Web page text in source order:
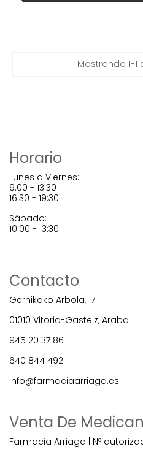
Mostrando 1-1
Horario
Lunes a Viernes:
9:00 - 13:30
16:30 - 19:30
Sábado:
10:00 - 13:30
Contacto
Gernikako Arbola, 17
01010 Vitoria-Gasteiz, Araba
945 20 37 86
640 844 492
info@farmaciaarriaga.es
Venta De
Farmacia Arriaga | Nº